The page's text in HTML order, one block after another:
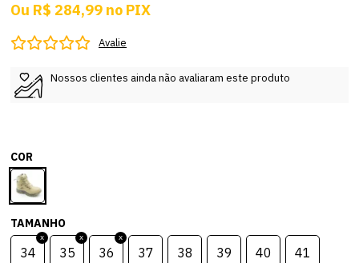
Ou R$ 284,99 no PIX
Avalie
Nossos clientes ainda não avaliaram este produto
COR
TAMANHO
34 35 36 37 38 39 40 41